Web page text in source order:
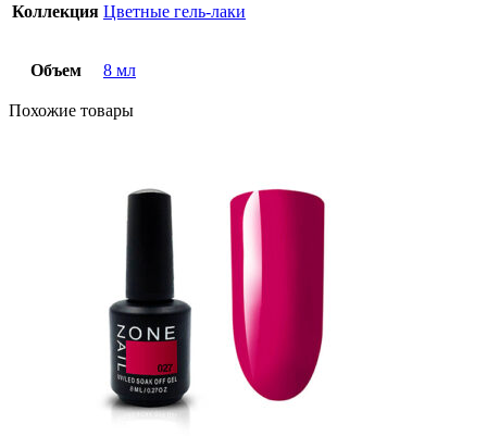
Коллекция Цветные гель-лаки
Объем 8 мл
Похожие товары